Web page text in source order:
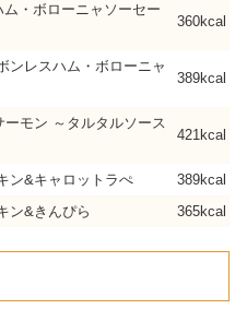
・ボローニャソーセー
360kcal
ンレスハム・ボローニャ
389kcal
モン ～タルタルソース
421kcal
ン&キャロットラぺ
389kcal
ン&きんぴら
365kcal